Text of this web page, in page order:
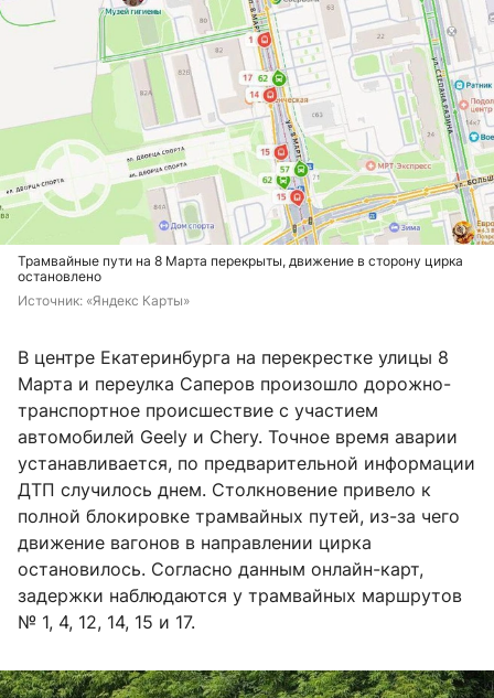
Трамвайные пути на 8 Марта перекрыты, движение в сторону цирка
остановлено
Источник: «Яндекс Карты»
В центре Екатеринбурга на перекрестке улицы 8
Марта и переулка Саперов произошло дорожно-
транспортное происшествие с участием
автомобилей Geely и Chery. Точное время аварии
устанавливается, по предварительной информации
ДТП случилось днем. Столкновение привело к
полной блокировке трамвайных путей, из-за чего
движение вагонов в направлении цирка
остановилось. Согласно данным онлайн-карт,
задержки наблюдаются у трамвайных маршрутов
№ 1, 4, 12, 14, 15 и 17.